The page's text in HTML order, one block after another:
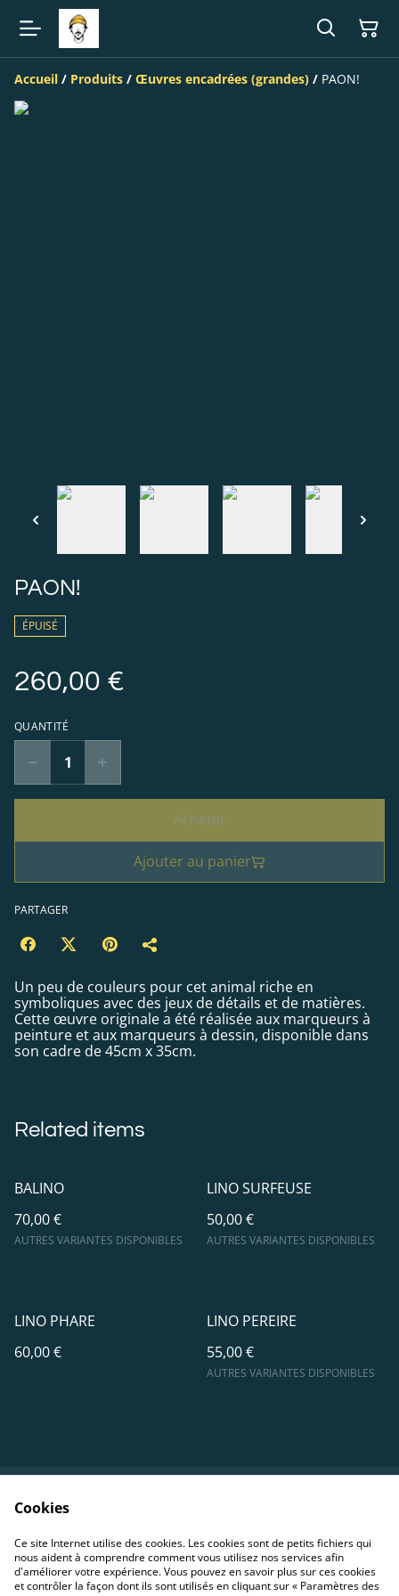
Accueil / Produits / Œuvres encadrées (grandes) / PAON!
PAON!
ÉPUISÉ
260,00 €
QUANTITÉ
Acheter
Ajouter au panier
PARTAGER
Un peu de couleurs pour cet animal riche en
symboliques avec des jeux de détails et de matières.
Cette œuvre originale a été réalisée aux marqueurs à
peinture et aux marqueurs à dessin, disponible dans
son cadre de 45cm x 35cm.
Related items
BALINO
70,00 €
AUTRES VARIANTES DISPONIBLES
LINO SURFEUSE
50,00 €
AUTRES VARIANTES DISPONIBLES
LINO PHARE
60,00 €
LINO PEREIRE
55,00 €
AUTRES VARIANTES DISPONIBLES
Politique de
confidentialité
Politique de cookies
Cookies
Ce site Internet utilise des cookies. Les cookies sont de petits fichiers qui
nous aident à comprendre comment vous utilisez nos services afin
d'améliorer votre expérience. Vous pouvez en savoir plus sur ces cookies
et contrôler la façon dont ils sont utilisés en cliquant sur « Paramètres des